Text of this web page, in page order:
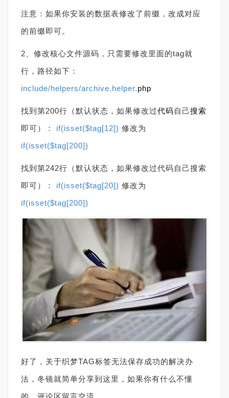
注意：如果你安装的数据表修改了前缀，改成对应
的前缀即可。
2、修改核心文件源码，只需要修改里面的tag就
行，路径如下：
include/helpers/archive.helper.php
找到第200行（默认状态，如果修改过代码自己搜索
即可）： if(isset($tag[12]) 修改为
if(isset($tag[200])
找到第242行（默认状态，如果修改过代码自己搜索
即可）：
if(isset($tag[20]) 修改为
if(isset($tag[200])
好了，关于织梦TAG标签无法保存成功的解决办
法，冬镜就简单分享到这里，如果你有什么不懂
的，评论区留言交流。